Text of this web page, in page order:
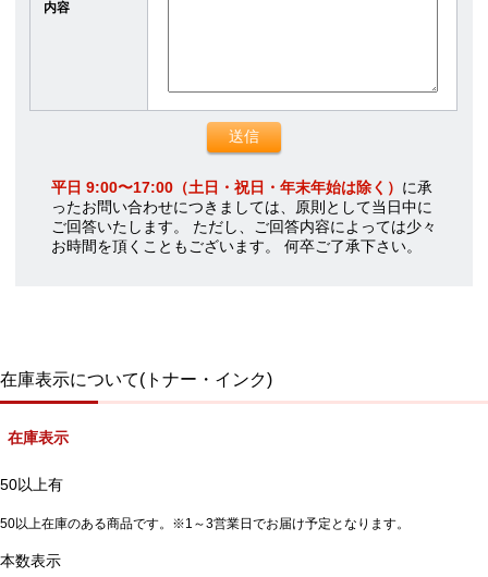
内容
平日 9:00〜17:00（土日・祝日・年末年始は除く） に承
ったお問い合わせにつきましては、原則として当日中に
ご回答いたします。 ただし、ご回答内容によっては少々
お時間を頂くこともございます。 何卒ご了承下さい。
在庫表示について(トナー・インク)
在庫表示
50以上有
50以上在庫のある商品です。※1～3営業日でお届け予定となります。
本数表示